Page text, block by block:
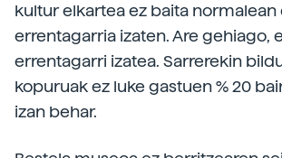
kultur elkartea ez baita
errentagarria izaten. Are gehiago,
errentagarri izatea. Sarrerekin
kopuruak ez luke gastuen % 20
izan behar.